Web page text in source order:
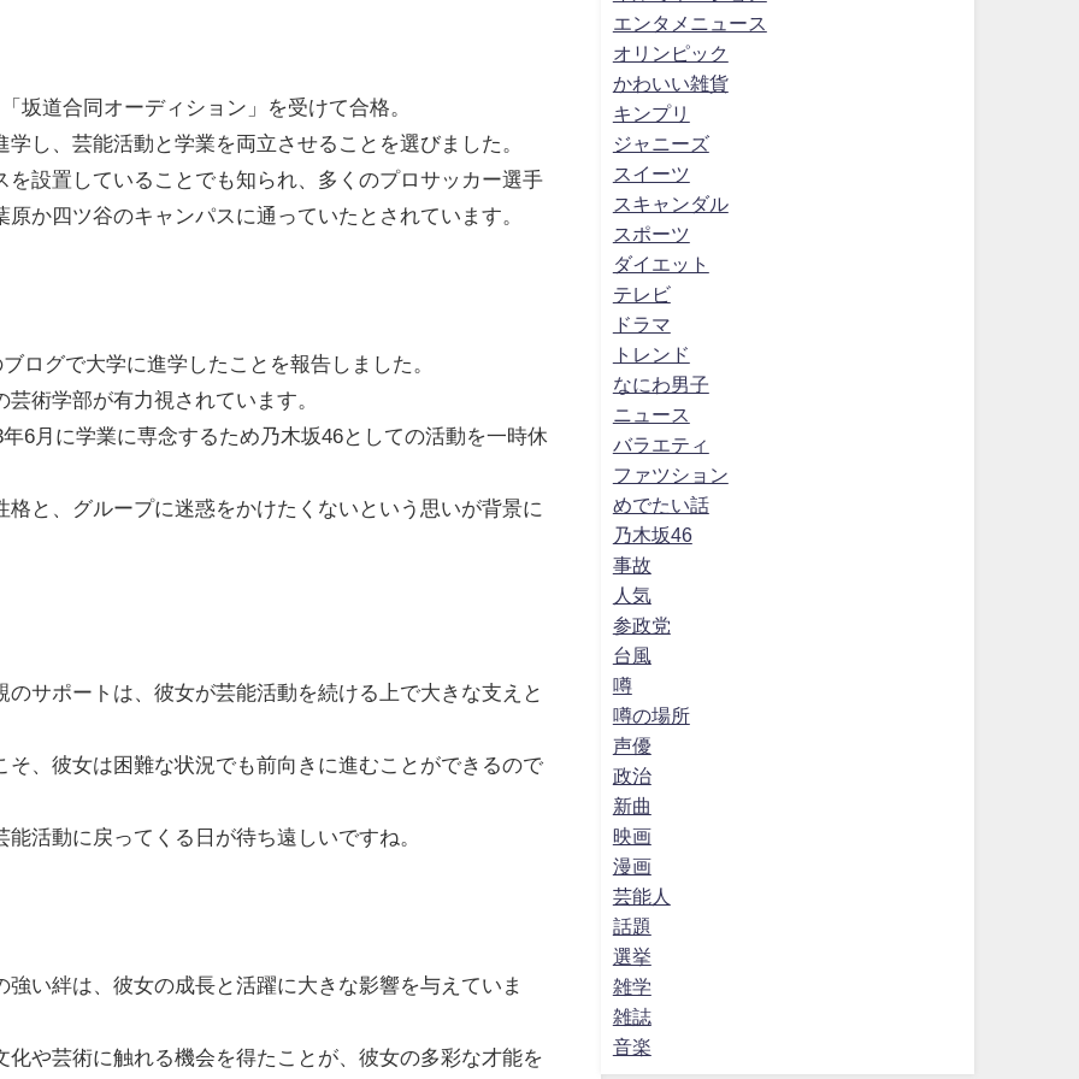
坂道合同オーディション」を受けて合格。
し、芸能活動と学業を両立させることを選びました。
を設置していることでも知られ、多くのプロサッカー選手
か四ツ谷のキャンパスに通っていたとされています。
ログで大学に進学したことを報告しました。
術学部が有力視されています。
6月に学業に専念するため乃木坂46としての活動を一時休
と、グループに迷惑をかけたくないという思いが背景に
サポートは、彼女が芸能活動を続ける上で大きな支えと
そ、彼女は困難な状況でも前向きに進むことができるので
活動に戻ってくる日が待ち遠しいですね。
い絆は、彼女の成長と活躍に大きな影響を与えていま
や芸術に触れる機会を得たことが、彼女の多彩な才能を
エンタメニュース
オリンピック
かわいい雑貨
キンプリ
ジャニーズ
スイーツ
スキャンダル
スポーツ
ダイエット
テレビ
ドラマ
トレンド
なにわ男子
ニュース
バラエティ
ファツション
めでたい話
乃木坂46
事故
人気
参政党
台風
噂
噂の場所
声優
政治
新曲
映画
漫画
芸能人
話題
選挙
雑学
雑誌
音楽